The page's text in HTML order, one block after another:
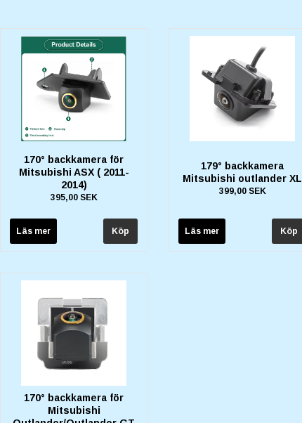
170° backkamera för
Mitsubishi ASX ( 2011-
2014)
395,00 SEK
Läs mer
179° backkamera
Mitsubishi outlander XL
399,00 SEK
Läs mer
170° backkamera för
Mitsubishi